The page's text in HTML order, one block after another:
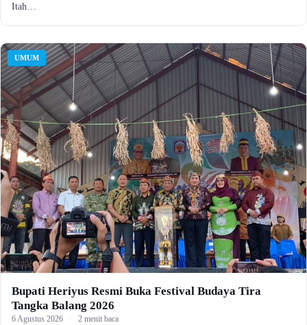
Itah…
UMUM
Bupati Heriyus Resmi Buka Festival Budaya Tira
Tangka Balang 2026
6 Agustus 2026 · 2 menit baca